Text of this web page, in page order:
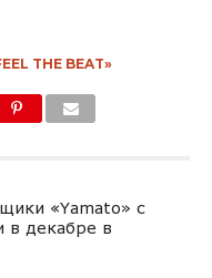
THE BEAT»
«Yamato» с
в декабре в